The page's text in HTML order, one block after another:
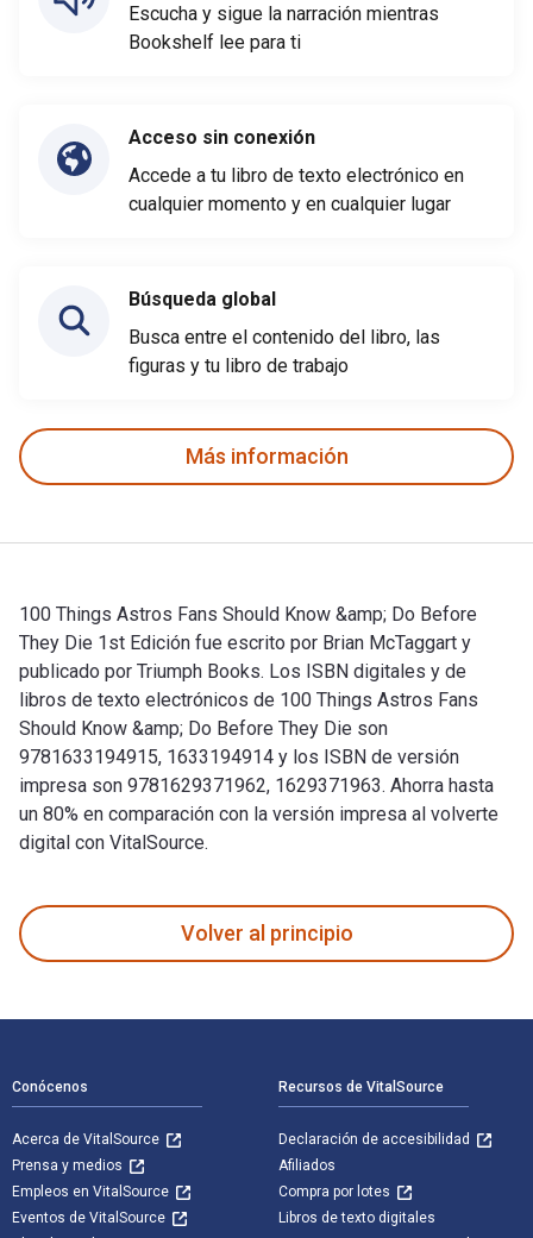
Escucha y sigue la narración mientras
Bookshelf lee para ti
Acceso sin conexión
Accede a tu libro de texto electrónico en
cualquier momento y en cualquier lugar
Búsqueda global
Busca entre el contenido del libro, las
figuras y tu libro de trabajo
Más información
100 Things Astros Fans Should Know &amp; Do Before
They Die 1st Edición fue escrito por Brian McTaggart y
publicado por Triumph Books. Los ISBN digitales y de
libros de texto electrónicos de 100 Things Astros Fans
Should Know &amp; Do Before They Die son
9781633194915, 1633194914 y los ISBN de versión
impresa son 9781629371962, 1629371963. Ahorra hasta
un 80% en comparación con la versión impresa al volverte
digital con VitalSource.
Volver al principio
Conócenos
Acerca de VitalSource
Prensa y medios
Empleos en VitalSource
Eventos de VitalSource
Recursos de VitalSource
Declaración de accesibilidad
Afiliados
Compra por lotes
Libros de texto digitales